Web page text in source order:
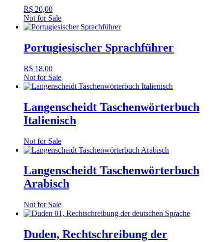
R$ 20,00
Not for Sale
Portugiesischer Sprachführer
R$ 18,00
Not for Sale
Langenscheidt Taschenwörterbuch
Italienisch
Not for Sale
Langenscheidt Taschenwörterbuch
Arabisch
Not for Sale
Duden, Rechtschreibung der